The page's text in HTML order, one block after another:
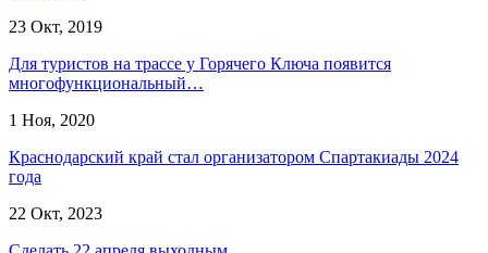
23 Окт, 2019
Для туристов на трассе у Горячего Ключа появится
многофункциональный…
1 Ноя, 2020
​Краснодарский край стал организатором Спартакиады 2024
года
22 Окт, 2023